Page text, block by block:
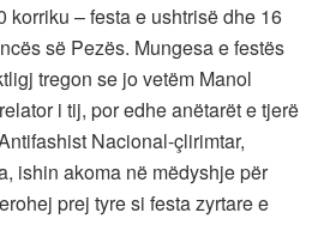
korriku – festa e ushtrisë dhe 16
së Pezës. Mungesa e festës
tregon se jo vetëm Manol
i tij, por edhe anëtarët e tjerë
Nacional-çlirimtar,
ishin akoma në mëdyshje për
prej tyre si festa zyrtare e